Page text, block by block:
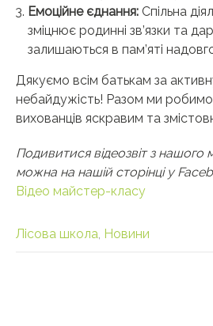
Емоційне єднання: Спільна
зміцнює родинні зв’язки та
залишаються в пам’яті
Дякуємо всім батькам за
небайдужість! Разом ми
вихованців яскравим та
Подивитися відеозвіт з нашого
можна на нашій сторінці у
Відео майстер-класу
Лісова школа, Новини